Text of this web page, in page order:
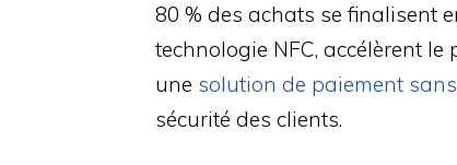
80 % des achats se finalisent
technologie NFC, accélèrent
une solution de paiement
sécurité des clients.